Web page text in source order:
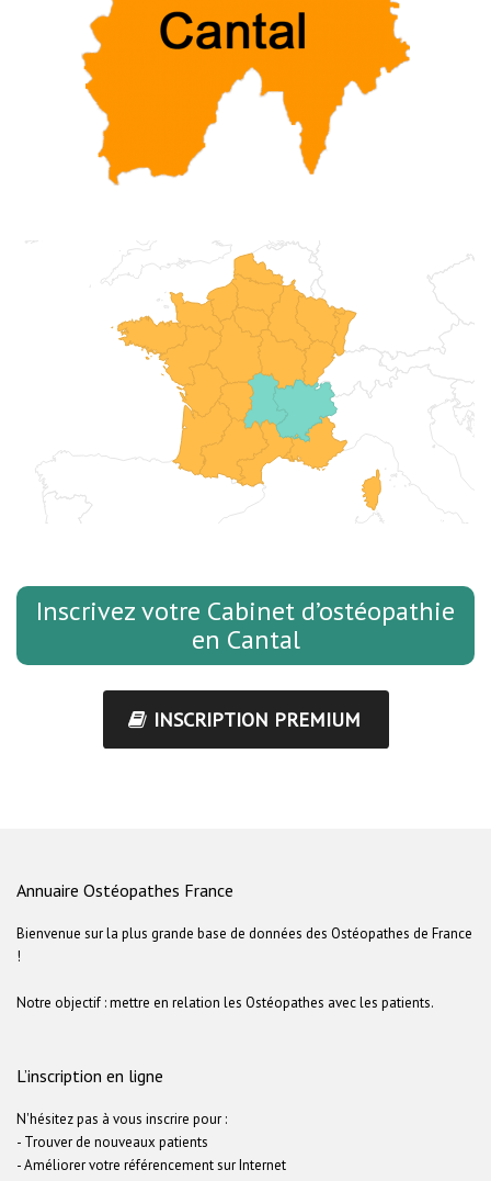
Inscrivez votre Cabinet d’ostéopathie
en Cantal
INSCRIPTION PREMIUM
Annuaire Ostéopathes France
Bienvenue sur la plus grande base de données des Ostéopathes de France
!
Notre objectif : mettre en relation les Ostéopathes avec les patients.
L’inscription en ligne
N'hésitez pas à vous inscrire pour :
- Trouver de nouveaux patients
- Améliorer votre référencement sur Internet